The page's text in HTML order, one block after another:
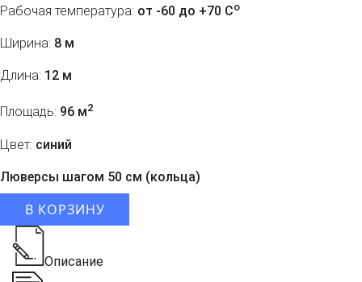
Рабочая температура: от -60 до +70 Co
Ширина: 8 м
Длина: 12 м
Площадь: 96 м2
Цвет: синий
Люверсы шагом 50 см (кольца)
В КОРЗИНУ
Описание